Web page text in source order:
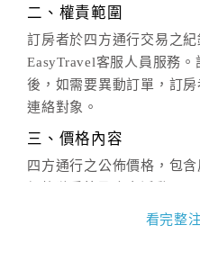
二、權責範圍
訂房者於四方通行交易之
EasyTravel客服人員服務
後，如需要異動訂單，訂
連絡對象。
三、價格內容
四方通行之公佈價格，包
價」之當日價格為標準。
看完整